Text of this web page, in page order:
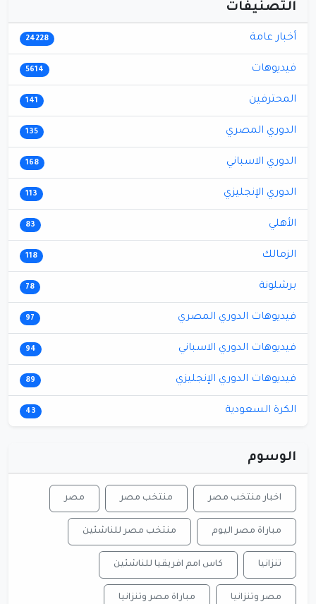
التصنيفات
أخبار عامة 24228
فيديوهات 5614
المحترفين 141
الدوري المصري 135
الدوري الاسباني 168
الدوري الإنجليزي 113
الأهلي 83
الزمالك 118
برشلونة 78
فيديوهات الدوري المصري 97
فيديوهات الدوري الاسباني 94
فيديوهات الدوري الإنجليزي 89
الكرة السعودية 43
الوسوم
اخبار منتخب مصر منتخب مصر مصر
مباراة مصر اليوم منتخب مصر للناشئين
تنزانيا كاس امم افريقيا للناشئين
مصر وتنزانيا مباراة مصر وتنزانيا